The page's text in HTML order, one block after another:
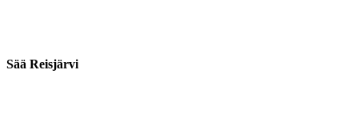
Sää Reisjärvi